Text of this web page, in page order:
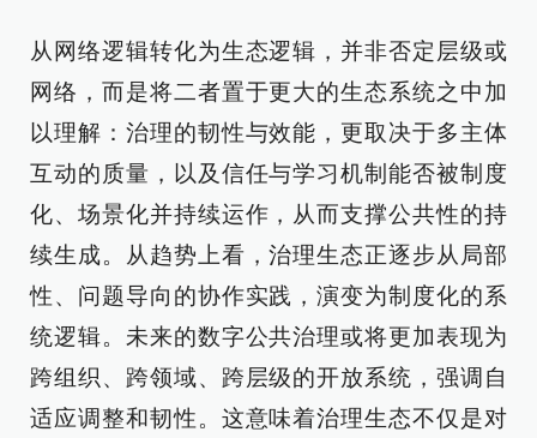
从网络逻辑转化为生态逻辑，并非否定层级或
网络，而是将二者置于更大的生态系统之中加
以理解：治理的韧性与效能，更取决于多主体
互动的质量，以及信任与学习机制能否被制度
化、场景化并持续运作，从而支撑公共性的持
续生成。从趋势上看，治理生态正逐步从局部
性、问题导向的协作实践，演变为制度化的系
统逻辑。未来的数字公共治理或将更加表现为
跨组织、跨领域、跨层级的开放系统，强调自
适应调整和韧性。这意味着治理生态不仅是对